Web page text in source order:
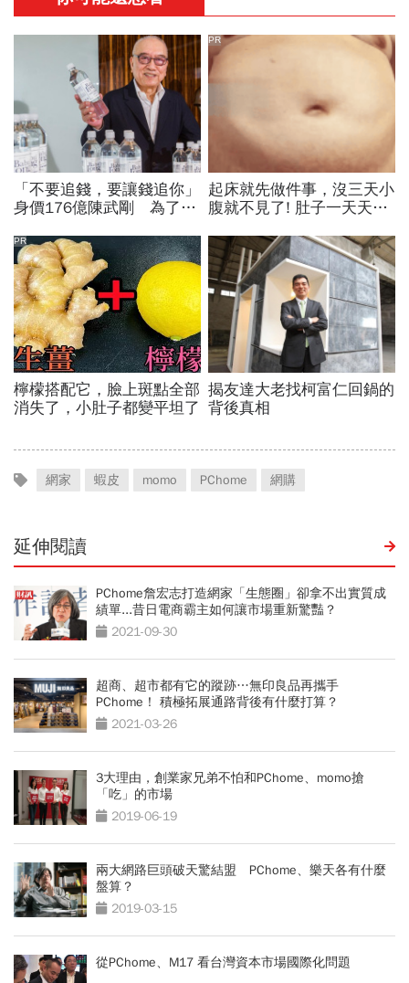
網家 蝦皮 momo PChome 網購
延伸閱讀
PChome詹宏志打造網家「生態圈」卻拿不出實質成
績單...昔日電商霸主如何讓市場重新驚豔？
2021-09-30
超商、超市都有它的蹤跡…無印良品再攜手
PChome！ 積極拓展通路背後有什麼打算？
2021-03-26
3大理由，創業家兄弟不怕和PChome、momo搶
「吃」的市場
2019-06-19
兩大網路巨頭破天驚結盟 PChome、樂天各有什麼
盤算？
2019-03-15
從PChome、M17 看台灣資本市場國際化問題